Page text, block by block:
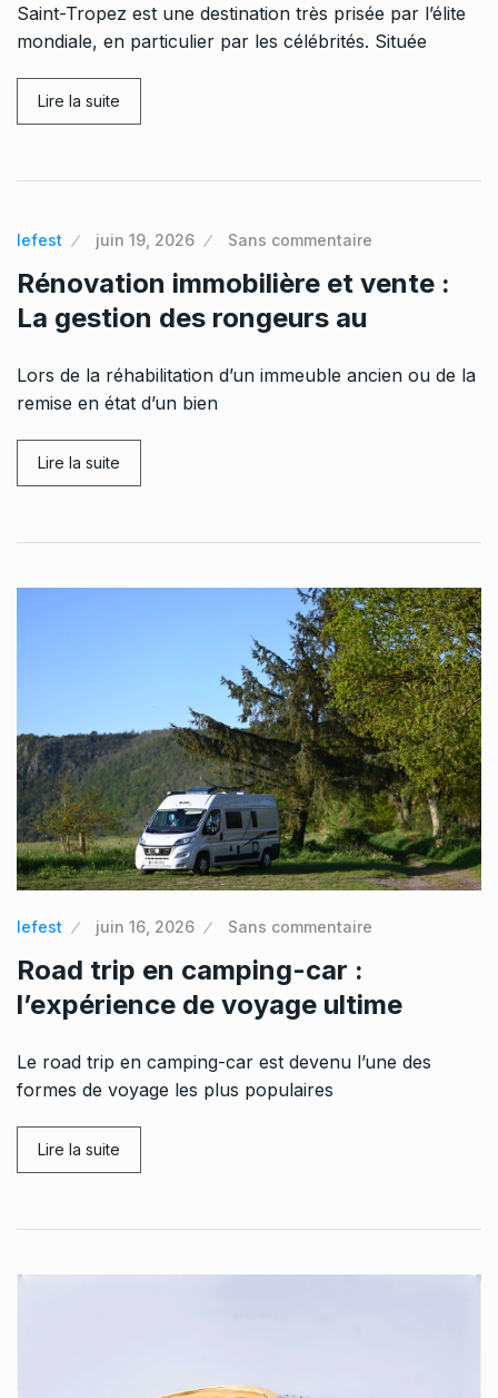
Saint-Tropez est une destination très prisée par l’élite
mondiale, en particulier par les célébrités. Située
Lire la suite
lefest juin 19, 2026 Sans commentaire
Rénovation immobilière et vente :
La gestion des rongeurs au
Lors de la réhabilitation d’un immeuble ancien ou de la
remise en état d’un bien
Lire la suite
lefest juin 16, 2026 Sans commentaire
Road trip en camping-car :
l’expérience de voyage ultime
Le road trip en camping-car est devenu l’une des
formes de voyage les plus populaires
Lire la suite